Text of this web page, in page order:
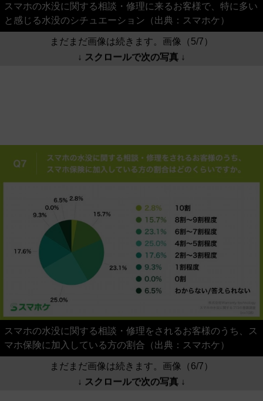
スマホの水没に関する相談・修理に来るお客様で、特に多い
と感じる水没のシチュエーション（出典：スマホケ）
まだまだ画像は続きます。画像（5/7）
↓ スクロールで次の写真 ↓
スマホの水没に関する相談・修理をされるお客様のうち、ス
マホ保険に加入している方の割合（出典：スマホケ）
まだまだ画像は続きます。画像（6/7）
↓ スクロールで次の写真 ↓